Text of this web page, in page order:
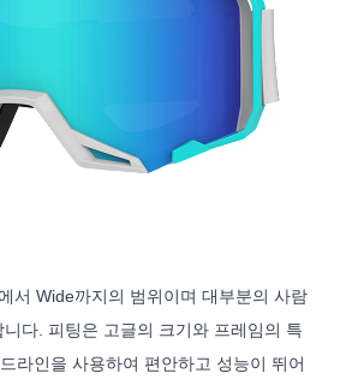
서 Wide까지의 범위이며 대부분의 사람
다. 피팅은 고글의 크기와 프레임의 특
라인을 사용하여 편안하고 성능이 뛰어